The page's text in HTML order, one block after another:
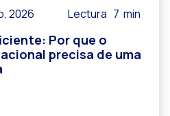
2026 Lectura 7 min
Por que o
precisa de uma